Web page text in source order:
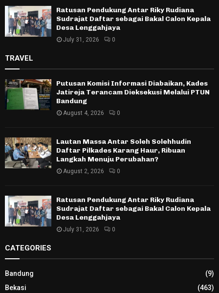
Ratusan Pendukung Antar Riky Rudiana
Sudrajat Daftar sebagai Bakal Calon Kepala
Desa Lenggahjaya
July 31, 2026 0
TRAVEL
Putusan Komisi Informasi Diabaikan, Kades
Jatireja Terancam Dieksekusi Melalui PTUN
Bandung
August 4, 2026 0
Lautan Massa Antar Soleh Solehhudin
Daftar Pilkades Karang Haur, Ribuan
Langkah Menuju Perubahan?
August 2, 2026 0
Ratusan Pendukung Antar Riky Rudiana
Sudrajat Daftar sebagai Bakal Calon Kepala
Desa Lenggahjaya
July 31, 2026 0
CATEGORIES
Bandung
(9)
Bekasi
(463)